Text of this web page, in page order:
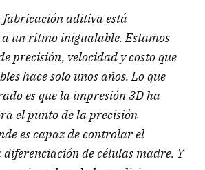
fabricación aditiva está
un ritmo inigualable. Estamos
precisión, velocidad y costo que
hace solo unos años. Lo que
es que la impresión 3D ha
el punto de la precisión
es capaz de controlar el
de células madre. Y